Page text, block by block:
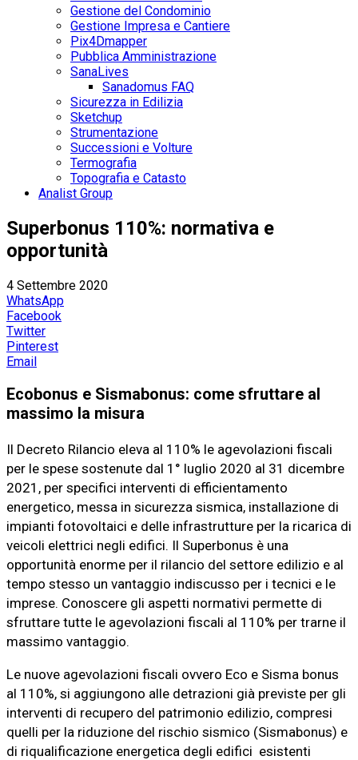
Gestione del Condominio
Gestione Impresa e Cantiere
Pix4Dmapper
Pubblica Amministrazione
SanaLives
Sanadomus FAQ
Sicurezza in Edilizia
Sketchup
Strumentazione
Successioni e Volture
Termografia
Topografia e Catasto
Analist Group
Superbonus 110%: normativa e
opportunità
4 Settembre 2020
WhatsApp
Facebook
Twitter
Pinterest
Email
Ecobonus e Sismabonus: come sfruttare al
massimo la misura
Il Decreto Rilancio eleva al 110% le agevolazioni fiscali
per le spese sostenute dal 1° luglio 2020 al 31 dicembre
2021, per specifici interventi di efficientamento
energetico, messa in sicurezza sismica, installazione di
impianti fotovoltaici e delle infrastrutture per la ricarica di
veicoli elettrici negli edifici. Il Superbonus è una
opportunità enorme per il rilancio del settore edilizio e al
tempo stesso un vantaggio indiscusso per i tecnici e le
imprese. Conoscere gli aspetti normativi permette di
sfruttare tutte le agevolazioni fiscali al 110% per trarne il
massimo vantaggio.
Le nuove agevolazioni fiscali ovvero Eco e Sisma bonus
al 110%, si aggiungono alle detrazioni già previste per gli
interventi di recupero del patrimonio edilizio, compresi
quelli per la riduzione del rischio sismico (Sismabonus) e
di riqualificazione energetica degli edifici esistenti